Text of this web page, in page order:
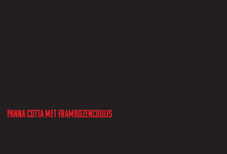
Panna Cotta met frambozencoulis